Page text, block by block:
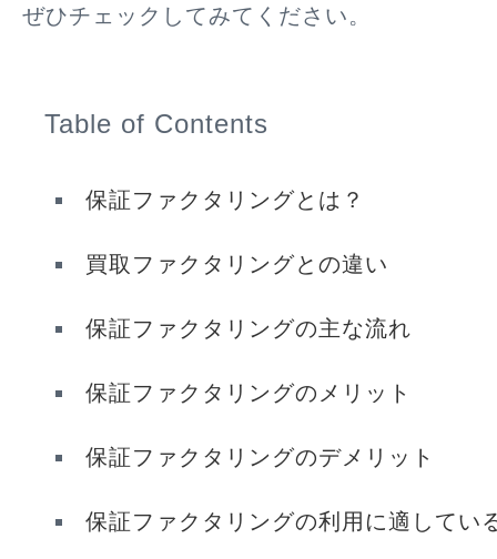
ぜひチェックしてみてください。
Table of Contents
保証ファクタリングとは？
買取ファクタリングとの違い
保証ファクタリングの主な流れ
保証ファクタリングのメリット
保証ファクタリングのデメリット
保証ファクタリングの利用に適してい